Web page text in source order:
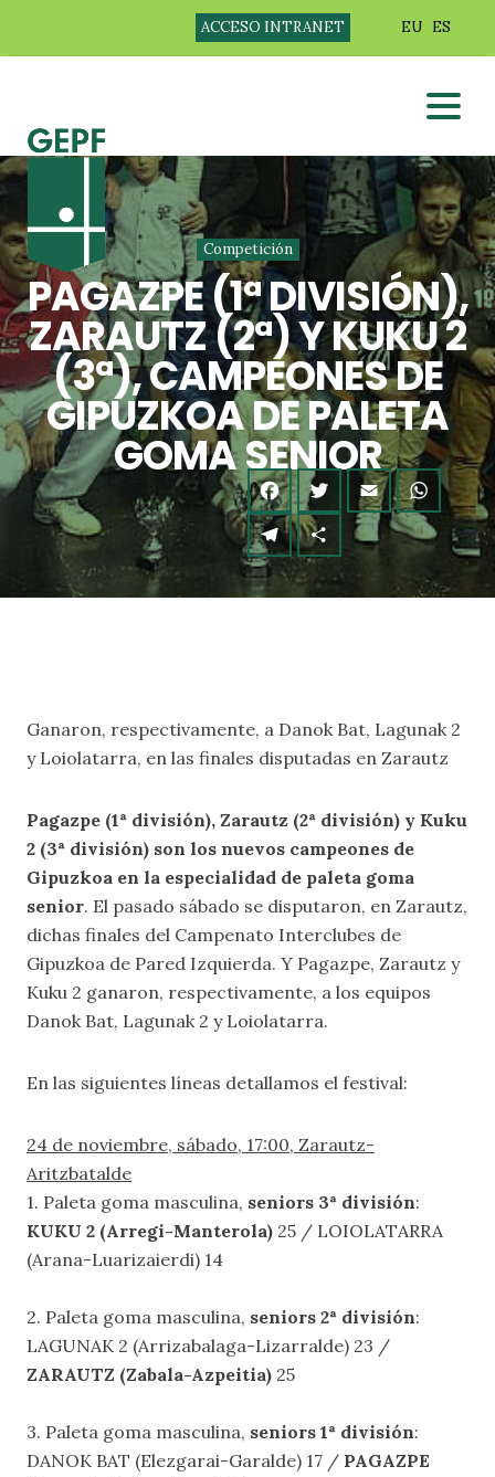
ACCESO INTRANET EU ES
Competición
PAGAZPE (1ª DIVISIÓN),
ZARAUTZ (2ª) Y KUKU 2
(3ª), CAMPEONES DE
GIPUZKOA DE PALETA
GOMA SENIOR
Ganaron, respectivamente, a Danok Bat, Lagunak 2
y Loiolatarra, en las finales disputadas en Zarautz
Pagazpe (1ª división), Zarautz (2ª división) y Kuku
2 (3ª división) son los nuevos campeones de
Gipuzkoa en la especialidad de paleta goma
senior. El pasado sábado se disputaron, en Zarautz,
dichas finales del Campenato Interclubes de
Gipuzkoa de Pared Izquierda. Y Pagazpe, Zarautz y
Kuku 2 ganaron, respectivamente, a los equipos
Danok Bat, Lagunak 2 y Loiolatarra.
En las siguientes líneas detallamos el festival:
24 de noviembre, sábado, 17:00, Zarautz-
Aritzbatalde
1. Paleta goma masculina, seniors 3ª división:
KUKU 2 (Arregi-Manterola) 25 / LOIOLATARRA
(Arana-Luarizaierdi) 14
2. Paleta goma masculina, seniors 2ª división:
LAGUNAK 2 (Arrizabalaga-Lizarralde) 23 /
ZARAUTZ (Zabala-Azpeitia) 25
3. Paleta goma masculina, seniors 1ª división:
DANOK BAT (Elezgarai-Garalde) 17 / PAGAZPE